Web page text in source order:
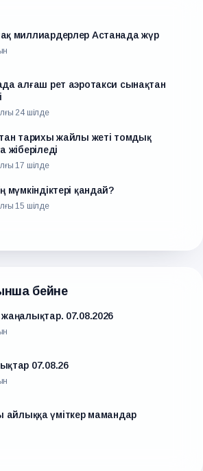
миллиардерлер Астанада жүр
алғаш рет аэротакси сынақтан
24 шілде
тарихы жайлы жеті томдық
жіберіледі
17 шілде
мүмкіндіктері қандай?
15 шілде
бейне
07.08.2026
07.08.26
айлыққа үміткер мамандар